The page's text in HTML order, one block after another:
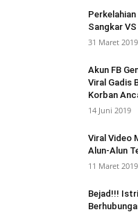
Perkelahian
Sangkar
31 Maret 2019
Akun FB
Viral Gadis
Korban
14 Juni 2019
Viral Video
Alun-Alun
11 Maret 2019
Bejad!!!